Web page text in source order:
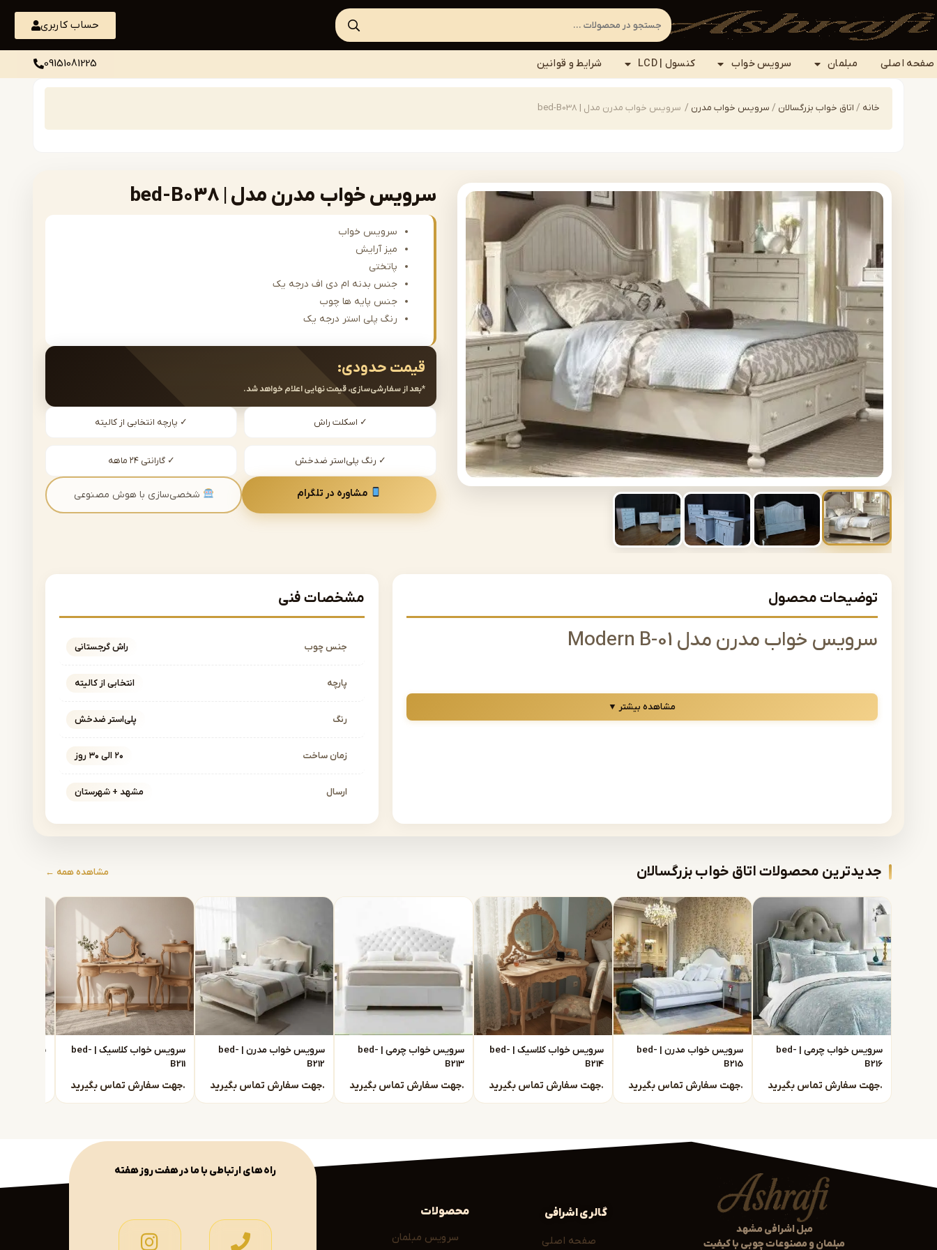
حساب کاربری
صفحه اصلی مبلمان سرویس خواب کنسول | LCD شرایط و قوانین 09151081225
خانه / اتاق خواب بزرگسالان / سرویس خواب مدرن / سرویس خواب مدرن مدل | bed-B038
سرویس خواب مدرن مدل | bed-B038
سرویس خواب
میز آرایش
پاتختی
جنس بدنه ام دی اف درجه یک
جنس پایه ها چوب
رنگ پلی استر درجه یک
قیمت حدودی:
*بعد از سفارشی‌سازی، قیمت نهایی اعلام خواهد شد.
✓ اسکلت راش ✓ پارچه انتخابی از کالیته
✓ رنگ پلی‌استر ضدخش ✓ گارانتی ۲۴ ماهه
مشاوره در تلگرام شخصی‌سازی با هوش مصنوعی
توضیحات محصول
سرویس خواب مدرن مدل Modern B-01
سرویس خواب دونفره شامل تخت (سایز 180در200 / 160در200) ، میز آرایش و دو پاتختی می باشد.
سرویس خواب یک نفره شامل تخت(سایز 120در200 / 90در200) ، میز آرایش و یک پاتختی می باشد.
رنگبندی پارچه هم کاملا تیم متخصص و طراح اشرافی در کنار شما عزیزان می باشند تا بهترین نتیجه
توجه : به علت نوسانات مواد اولیه تمامی قیمت های محصولات در این سایت حدود قیمت است و
برای آگاهی بیشتر از قیمت تمام شده محصول با ما در تماس باشید.
برای سفارشات با این شماره تماس حاصل فرمائید :25 12 108 0915
مشاهده بیشتر ▼
مشخصات فنی
جنس چوب راش گرجستانی
پارچه انتخابی از کالیته
رنگ پلی‌استر ضدخش
زمان ساخت ۲۰ الی ۳۰ روز
ارسال مشهد + شهرستان
جدیدترین محصولات اتاق خواب بزرگسالان مشاهده همه ←
سرویس خواب چرمی | bed-
B216
جهت سفارش تماس بگیرید.
سرویس خواب مدرن | bed-
B215
جهت سفارش تماس بگیرید.
سرویس خواب کلاسیک | bed-
B214
جهت سفارش تماس بگیرید.
سرویس خواب چرمی | bed-
B213
جهت سفارش تماس بگیرید.
سرویس خواب مدرن | bed-
B212
جهت سفارش تماس بگیرید.
سرویس خواب کلاسیک | bed-
B211
جهت سفارش تماس بگیرید.
مبل اشرافی مشهد
مبلمان و مصنوعات چوبی با کیفیت
گالری اشرافی محصولات
صفحه اصلی سرویس مبلمان
راه های ارتباطی با ما در هفت روز هفته
دستیار هوش مصنوعی
همیشه در خدمت شما